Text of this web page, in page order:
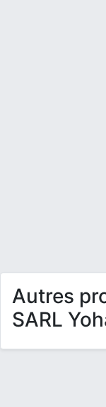
Autres
SARL